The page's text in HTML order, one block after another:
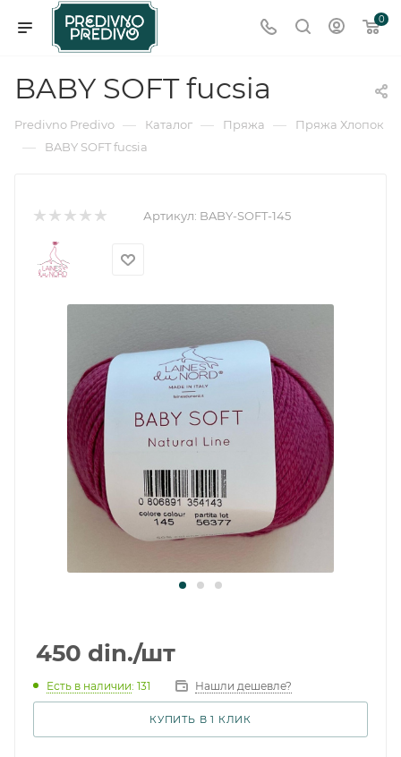
0
BABY SOFT fucsia
Predivno Predivo — Каталог — Пряжа — Пряжа Хлопок
— BABY SOFT fucsia
Артикул: BABY-SOFT-145
450 din./шт
Есть в наличии: 131 Нашли дешевле?
КУПИТЬ В 1 КЛИК